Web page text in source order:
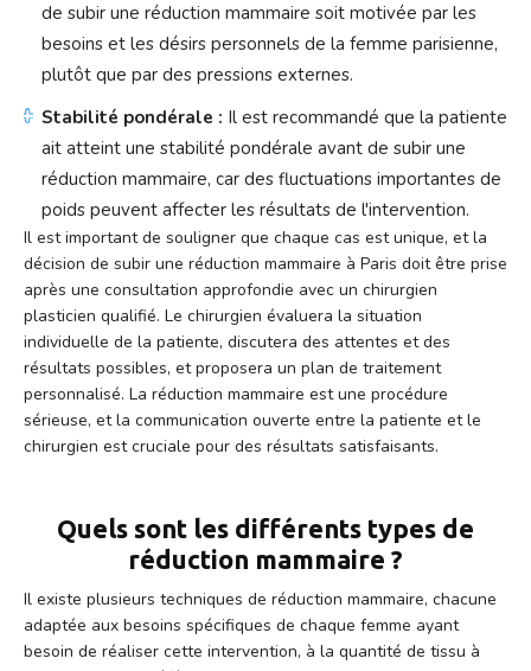
de subir une réduction mammaire soit motivée par les
besoins et les désirs personnels de la femme parisienne,
plutôt que par des pressions externes.
Stabilité pondérale : Il est recommandé que la patiente
ait atteint une stabilité pondérale avant de subir une
réduction mammaire, car des fluctuations importantes de
poids peuvent affecter les résultats de l'intervention.
Il est important de souligner que chaque cas est unique, et la
décision de subir une réduction mammaire à Paris doit être prise
après une consultation approfondie avec un chirurgien
plasticien qualifié. Le chirurgien évaluera la situation
individuelle de la patiente, discutera des attentes et des
résultats possibles, et proposera un plan de traitement
personnalisé. La réduction mammaire est une procédure
sérieuse, et la communication ouverte entre la patiente et le
chirurgien est cruciale pour des résultats satisfaisants.
Quels sont les différents types de
réduction mammaire ?
Il existe plusieurs techniques de réduction mammaire, chacune
adaptée aux besoins spécifiques de chaque femme ayant
besoin de réaliser cette intervention, à la quantité de tissu à